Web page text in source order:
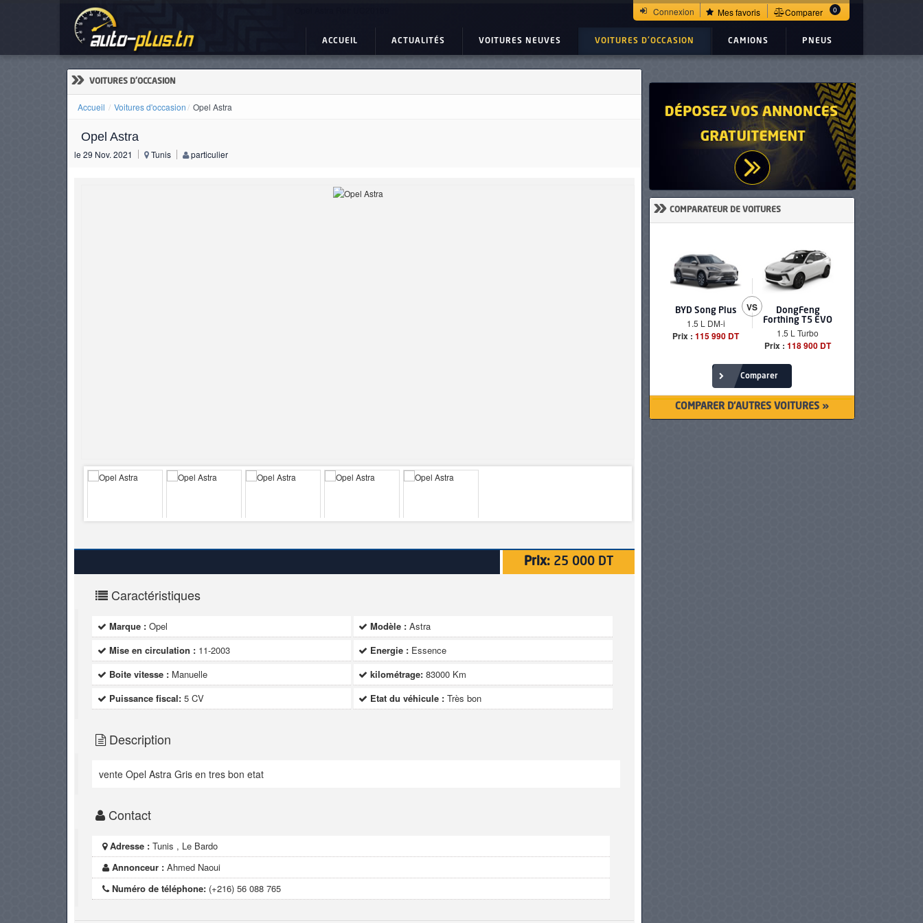
Connexion Mes favoris Comparer 0
ACCUEIL ACTUALITÉS VOITURES NEUVES VOITURES D'OCCASION CAMIONS PNEUS
» VOITURES D'OCCASION
Accueil Voitures d'occasion Opel Astra
Opel Astra
le 29 Nov. 2021 Tunis particulier
Prix: 25 000 DT
Caractéristiques
Marque : Opel Modèle : Astra
Mise en circulation : 11-2003 Energie : Essence
Boite vitesse : Manuelle kilométrage: 83000 Km
Puissance fiscal: 5 CV Etat du véhicule : Très bon
Description
vente Opel Astra Gris en tres bon etat
Contact
Adresse : Tunis , Le Bardo
Annonceur : Ahmed Naoui
Numéro de téléphone: (+216) 56 088 765
» COMPARATEUR DE VOITURES
BYD Song Plus
1.5 L DM-i
Prix : 115 990 DT
VS
DongFeng
Forthing T5 EVO
1.5 L Turbo
Prix : 118 900 DT
Comparer
COMPARER D'AUTRES VOITURES »
ACTUALITÉS